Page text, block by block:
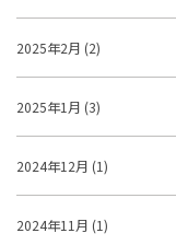
2025年2月 (2)
2025年1月 (3)
2024年12月 (1)
2024年11月 (1)